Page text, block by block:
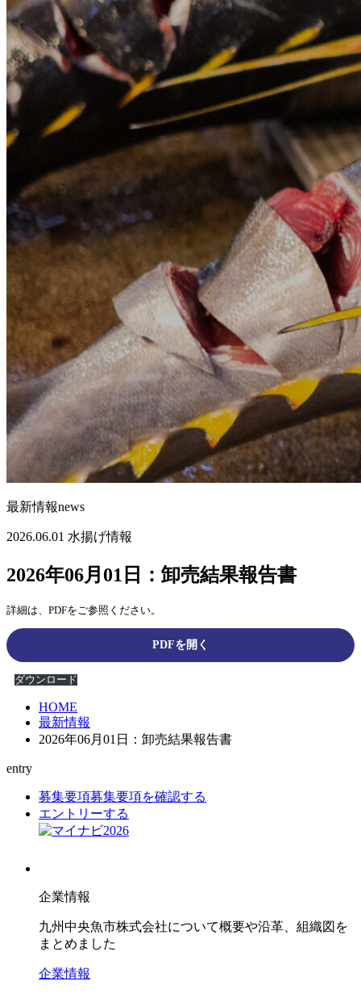
最新情報news
2026.06.01 水揚げ情報
2026年06月01日：卸売結果報告書
詳細は、PDFをご参照ください。
PDFを開く
ダウンロード
HOME
最新情報
2026年06月01日：卸売結果報告書
entry
募集要項募集要項を確認する
エントリーする
企業情報
九州中央魚市株式会社について概要や沿革、組織図を
まとめました
企業情報